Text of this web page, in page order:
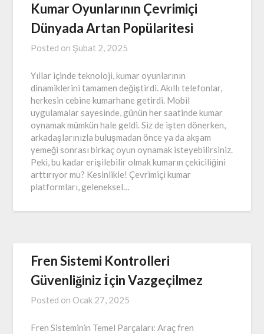
Kumar Oyunlarının Çevrimiçi
Dünyada Artan Popülaritesi
Posted on Şubat 2, 2025
Yıllar içinde teknoloji, kumar oyunlarının
dinamiklerini tamamen değiştirdi. Akıllı telefonlar,
herkesin cebine kumarhane getirdi. Mobil
uygulamalar sayesinde, günün her saatinde kumar
oynamak mümkün hale geldi. Siz de işten dönerken,
arkadaşlarınızla buluşmadan önce ya da akşam
yemeği sonrası birkaç oyun oynamak isteyebilirsiniz.
Peki, bu kadar erişilebilir olmak kumarın çekiciliğini
arttırıyor mu? Kesinlikle! Çevrimiçi kumar
platformları, geleneksel…
Fren Sistemi Kontrolleri
Güvenliğiniz İçin Vazgeçilmez
Posted on Ocak 27, 2025
Fren Sisteminin Temel Parçaları: Araç fren